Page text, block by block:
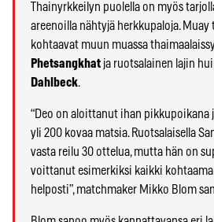
Thainyrkkeilyn puolella on myös
areenoilla nähtyjä herkkupaloja.
kohtaavat muun muassa
Phetsangkhat ja ruotsalainen lajin
Dahlbeck.
“Deo on aloittanut ihan pikkupoikana
yli 200 kovaa matsia. Ruotsalaisella
vasta reilu 30 ottelua, mutta hän on
voittanut esimerkiksi kaikki
helposti”, matchmaker Mikko Blom